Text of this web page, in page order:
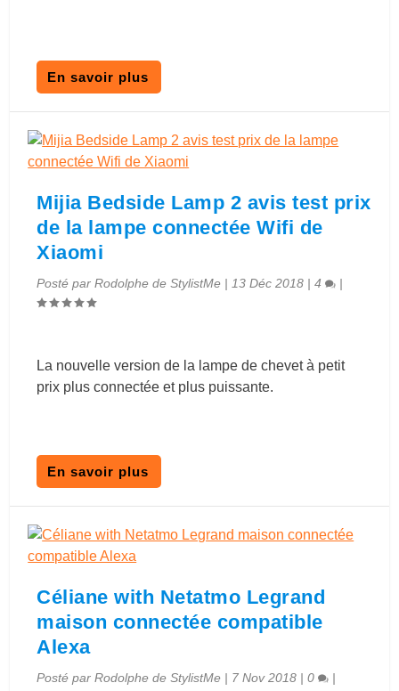
En savoir plus
Mijia Bedside Lamp 2 avis test prix
de la lampe connectée Wifi de
Xiaomi
Posté parRodolphe de StylistMe | 13 Déc 2018 |4 |
La nouvelle version de la lampe de chevet à petit
prix plus connectée et plus puissante.
En savoir plus
Céliane with Netatmo Legrand
maison connectée compatible
Alexa
Posté parRodolphe de StylistMe | 7 Nov 2018 |0 |